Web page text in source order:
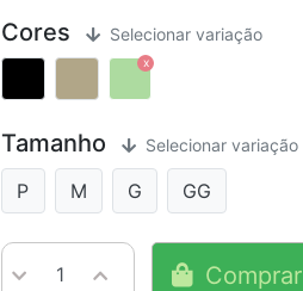
Cores Selecionar variação
Tamanho Selecionar variação
P M G GG
Comprar